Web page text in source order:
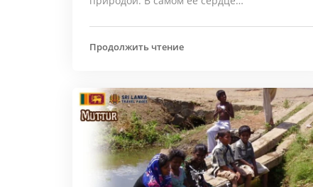
Продолжить чтение